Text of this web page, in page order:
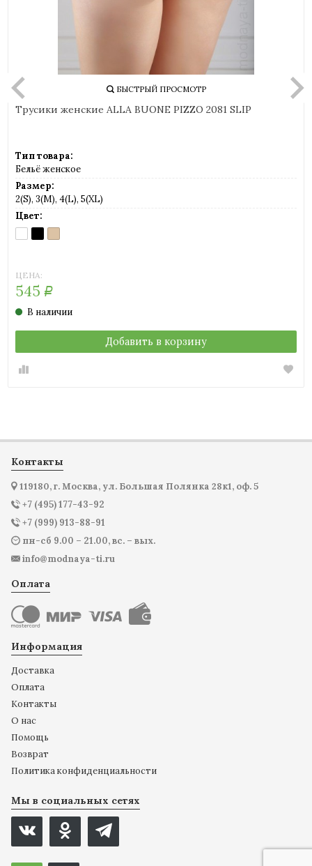
БЫСТРЫЙ ПРОСМОТР
Трусики женские ALLA BUONE PIZZO 2081 SLIP
Тип товара:
Бельё женское
Размер:
2(S), 3(M), 4(L), 5(XL)
Цвет:
BIANCO
(белый)
NERO
(черный)
NUDO
(телесный)
ЦЕНА:
545 Р
В наличии
Добавить в корзину
Контакты
119180, г. Москва, ул. Большая Полянка 28к1, оф. 5
+7 (495) 177-43-92
+7 (999) 913-88-91
пн-сб 9.00 – 21.00, вс. – вых.
info@modnaya-ti.ru
Оплата
Информация
Доставка
Оплата
Контакты
О нас
Помощь
Возврат
Политика конфиденциальности
Мы в социальных сетях